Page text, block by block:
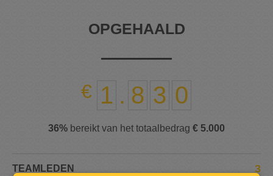
OPGEHAALD
1 . 8 3 0
36% bereikt van het totaalbedrag € 5.000
3
TEAMLEDEN